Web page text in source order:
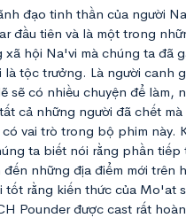
đạo tinh thần của người
đầu tiên và là một trong
hội Na'vi mà chúng ta đã
là tộc trưởng. Là người canh
sẽ có nhiều chuyện để làm,
cả những người đã chết
vai trò trong bộ phim này.
ta biết nói rằng phần tiếp
đến những địa điểm mới trên
tốt rằng kiến ​​thức của Mo'at
Pounder được cast rất